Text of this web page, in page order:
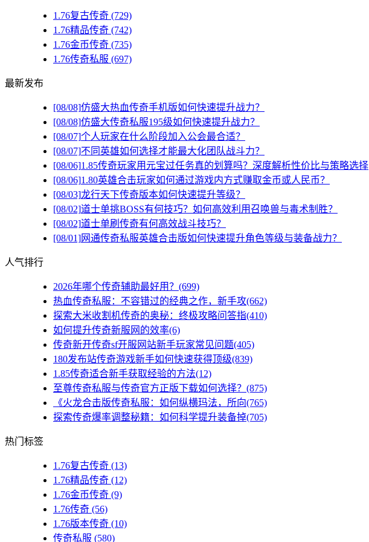
1.76复古传奇 (729)
1.76精品传奇 (742)
1.76金币传奇 (735)
1.76传奇私服 (697)
最新发布
[08/08]仿盛大热血传奇手机版如何快速提升战力？
[08/08]仿盛大传奇私服195级如何快速提升战力？
[08/07]个人玩家在什么阶段加入公会最合适？
[08/07]不同英雄如何选择才能最大化团队战斗力？
[08/06]1.85传奇玩家用元宝过任务真的划算吗？深度解析性价比与策略选择
[08/06]1.80英雄合击玩家如何通过游戏内方式赚取金币或人民币？
[08/03]龙行天下传奇版本如何快速提升等级？
[08/02]道士单挑BOSS有何技巧？如何高效利用召唤兽与毒术制胜？
[08/02]道士单刷传奇有何高效战斗技巧？
[08/01]网通传奇私服英雄合击版如何快速提升角色等级与装备战力？
人气排行
2026年哪个传奇辅助最好用？(699)
热血传奇私服：不容错过的经典之作，新手攻(662)
探索大米收割机传奇的奥秘：终极攻略问答指(410)
如何提升传奇新服网的效率(6)
传奇新开传奇sf开服网站新手玩家常见问题(405)
180发布站传奇游戏新手如何快速获得顶级(839)
1.85传奇适合新手获取经验的方法(12)
至尊传奇私服与传奇官方正版下载如何选择？(875)
《火龙合击版传奇私服：如何纵横玛法，所向(765)
探索传奇爆率调整秘籍：如何科学提升装备掉(705)
热门标签
1.76复古传奇 (13)
1.76精品传奇 (12)
1.76金币传奇 (9)
1.76传奇 (56)
1.76版本传奇 (10)
传奇私服 (580)